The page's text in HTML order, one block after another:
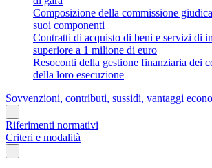
Composizione della commissione
suoi componenti
Contratti di acquisto di beni e servizi di
superiore a 1 milione di euro
Resoconti della gestione finanziaria dei
della loro esecuzione
Sovvenzioni, contributi, sussidi, vantaggi
Riferimenti normativi
Criteri e modalità